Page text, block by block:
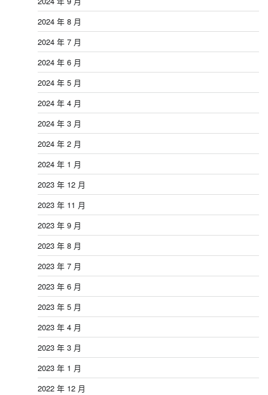
2024 年 8 月
2024 年 7 月
2024 年 6 月
2024 年 5 月
2024 年 4 月
2024 年 3 月
2024 年 2 月
2024 年 1 月
2023 年 12 月
2023 年 11 月
2023 年 9 月
2023 年 8 月
2023 年 7 月
2023 年 6 月
2023 年 5 月
2023 年 4 月
2023 年 3 月
2023 年 1 月
2022 年 12 月